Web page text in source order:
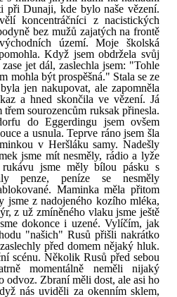
při Dunaji, kde bylo naše vězení.
koncentráčníci z nacistických
bez mužů zajatých na frontě
území. Moje školská
Když jsem obdržela svůj
jet dál, zaslechla jsem: "Tohle
mohla být prospěšná." Stala se ze
jen nakupovat, ale zapomněla
a hned skončila ve vězení. Já
třem sourozencům ruksak přinesla.
do Eggerdingu jsem ovšem
a usnula. Teprve ráno jsem šla
v Heršláku samy. Nadešly
jsme mít nesměly, rádio a lyže
jsme měly bílou pásku s
penze, peníze se nesměly
Maminka měla přitom
jsme z nadojeného kozího mléka,
z už zmíněného vlaku jsme ještě
dokonce i uzené. Vylíčím, jak
"našich" Rusů přišli nakrátko
před domem nějaký hluk.
scénu. Několik Rusů před sebou
momentálně neměli nijaký
odvoz. Zbraní měli dost, ale asi ho
nás uviděli za okenním sklem,